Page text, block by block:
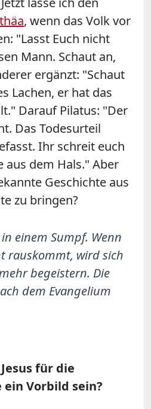
, wenn das Volk vor
"Lasst Euch nicht
Mann. Schaut an,
ergänzt: "Schaut
Lachen, er hat das
Darauf Pilatus: "Der
Das Todesurteil
Ihr schreit euch
aus dem Hals." Aber
Geschichte aus
zu bringen?
einem Sumpf. Wenn
rauskommt, wird sich
begeistern. Die
dem Evangelium
für die
Vorbild sein?